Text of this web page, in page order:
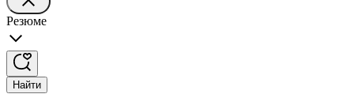
Резюме
Найти